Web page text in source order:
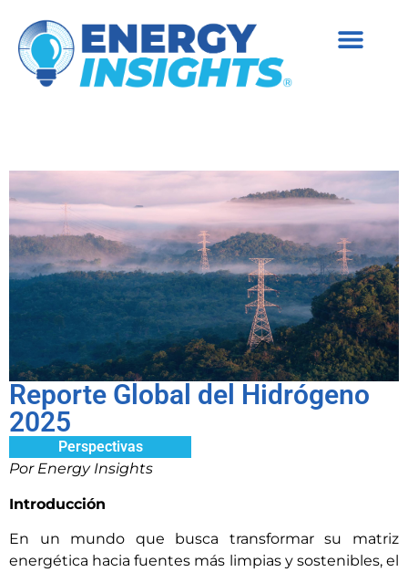
Reporte Global del Hidrógeno
2025
Perspectivas
Por Energy Insights
Introducción
En un mundo que busca transformar su matriz
energética hacia fuentes más limpias y sostenibles, el